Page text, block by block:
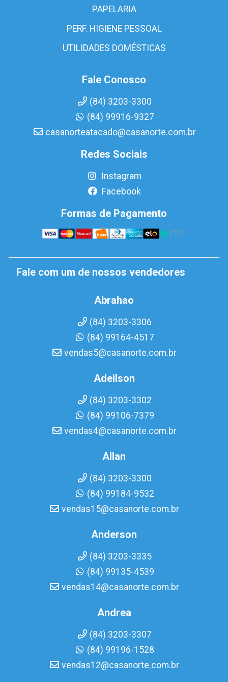
PAPELARIA
PERF. HIGIENE PESSOAL
UTILIDADES DOMÉSTICAS
Fale Conosco
(84) 3203-3300
(84) 99916-9327
casanorteatacado@casanorte.com.br
Redes Sociais
Instagram
Facebook
Formas de Pagamento
Fale com um de nossos vendedores
Abrahao
(84) 3203-3306
(84) 99164-4517
vendas5@casanorte.com.br
Adeilson
(84) 3203-3302
(84) 99106-7379
vendas4@casanorte.com.br
Allan
(84) 3203-3300
(84) 99184-9532
vendas15@casanorte.com.br
Anderson
(84) 3203-3335
(84) 99135-4539
vendas14@casanorte.com.br
Andrea
(84) 3203-3307
(84) 99196-1528
vendas12@casanorte.com.br